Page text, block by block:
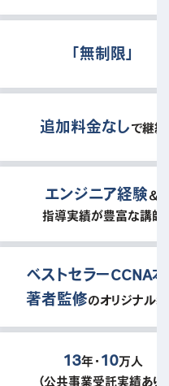
「無制限」
追加料金なしで継続
エンジニア経験＆
指導実績が豊富な講師
ベストセラーCCNA本
著者監修のオリジナル
13年・ 10万人
（公共事業受託実績あり）